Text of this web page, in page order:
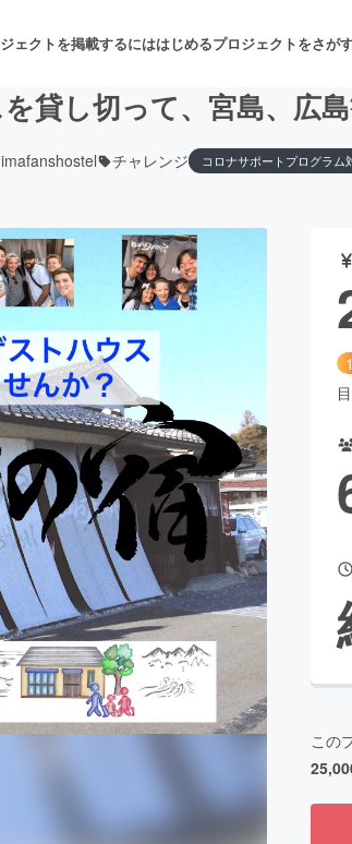
ェクトを掲載するにははじめるプロジェクトをさが
舞台・パフォー
ービス開発 フード・飲食店
出版
ビューティー・
CAMPFIRE for Social Good
CAMPFIRE Creation
CAMPFIREふるさと納税machi-yaコミュニティ
貸し切って、宮島、広
チャレンジ コロナサポートプログラム
この